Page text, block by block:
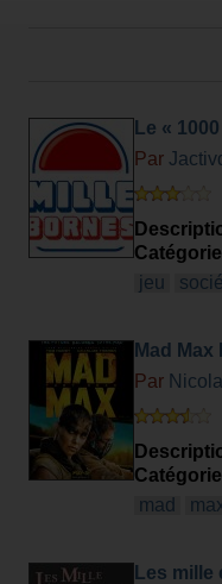
Le «
Par
jeu
Mad Max
Par
mad
Les mille